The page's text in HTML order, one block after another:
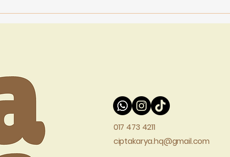
017 473 4211
ciptakarya.hq@gmail.com